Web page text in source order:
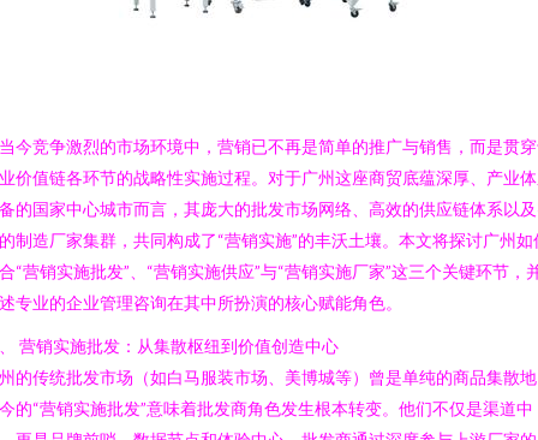
今竞争激烈的市场环境中，营销已不再是简单的推广与销售，而是贯
价值链各环节的战略性实施过程。对于广州这座商贸底蕴深厚、产业
的国家中心城市而言，其庞大的批发市场网络、高效的供应链体系以
制造厂家集群，共同构成了“营销实施”的丰沃土壤。本文将探讨广州如
“营销实施批发”、“营销实施供应”与“营销实施厂家”这三个关键环节，
专业的企业管理咨询在其中所扮演的核心赋能角色。
营销实施批发：从集散枢纽到价值创造中心
的传统批发市场（如白马服装市场、美博城等）曾是单纯的商品集散
的“营销实施批发”意味着批发商角色发生根本转变。他们不仅是渠道中